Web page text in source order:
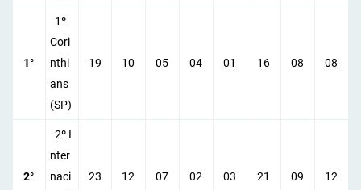
1°
1º
Cori
nthi
ans
(SP)
19 10 05 04 01 16 08 08
2°
2º I
nter
naci
23 12 07 02 03 21 09 12